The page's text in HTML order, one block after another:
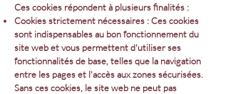
Ces cookies répondent à plusieurs finalités :
Cookies strictement nécessaires : Ces cookies
sont indispensables au bon fonctionnement du
site web et vous permettent d'utiliser ses
fonctionnalités de base, telles que la navigation
entre les pages et l'accès aux zones sécurisées.
Sans ces cookies, le site web ne peut pas